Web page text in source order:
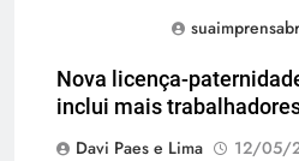
suaimprensabr
Nova licença-
inclui mais
Davi Paes e Lima
12/05/